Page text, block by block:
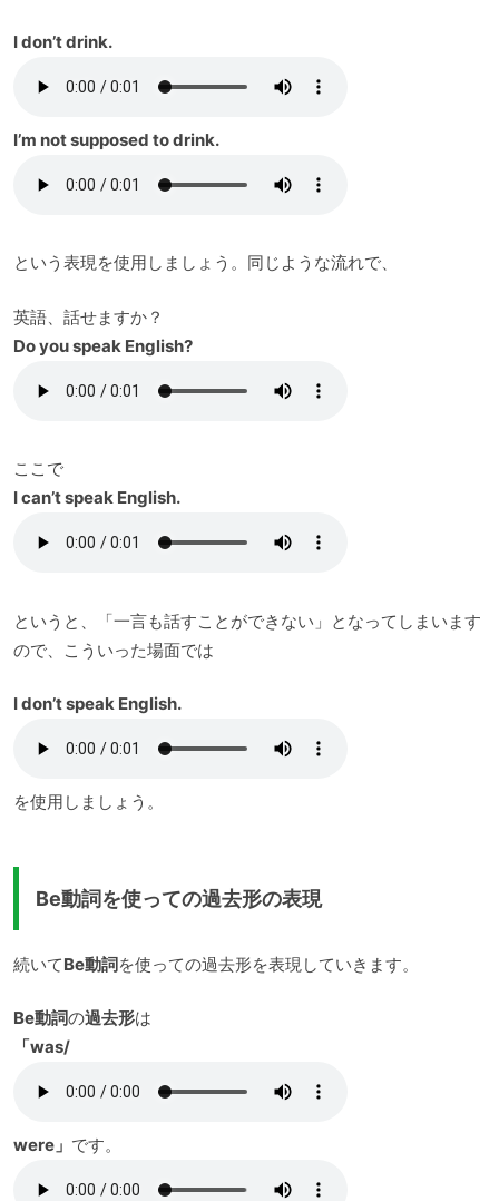
I don’t drink.
I’m not supposed to drink.
という表現を使用しましょう。同じような流れで、
英語、話せますか？
Do you speak English?
ここで
I can’t speak English.
というと、「一言も話すことができない」となってしまいます
ので、こういった場面では
I don’t speak English.
を使用しましょう。
Be動詞を使っての過去形の表現
続いてBe動詞を使っての過去形を表現していきます。
Be動詞の過去形は
「was/
were」 です。